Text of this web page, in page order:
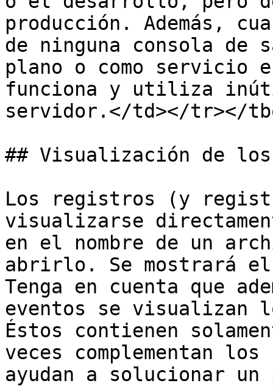
producción. Además,
de ninguna consola de
plano o como servicio
funciona y utiliza
servidor.</td></tr></
## Visualización de
Los registros (y
visualizarse
en el nombre de un
abrirlo. Se mostrará
Tenga en cuenta que
eventos se visualizan
Éstos contienen
veces complementan
ayudan a solucionar un